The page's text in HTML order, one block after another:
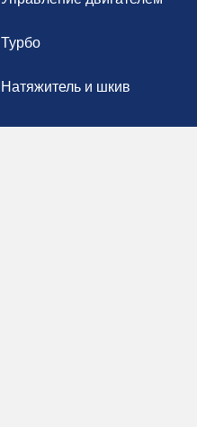
Турбо
Натяжитель и шкив